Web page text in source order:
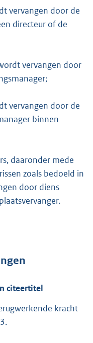
vervangen door de
directeur of de
vervangen door
vervangen door de
binnen
daaronder mede
zoals bedoeld in
door diens
citeertitel
kracht